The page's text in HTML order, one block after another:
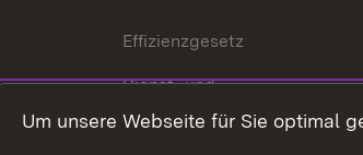
Effizienzgesetz
Dienst- und
Versorgungsbezüge
Um unsere Webseite für Sie optimal